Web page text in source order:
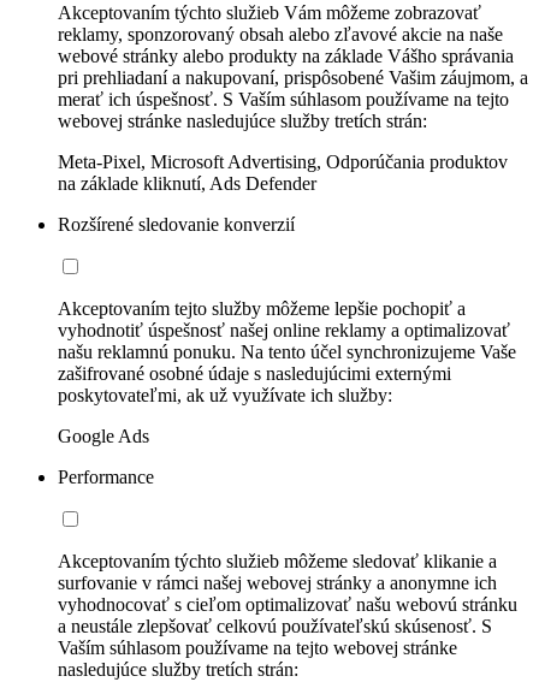
Akceptovaním týchto služieb Vám môžeme zobrazovať
reklamy, sponzorovaný obsah alebo zľavové akcie na naše
webové stránky alebo produkty na základe Vášho správania
pri prehliadaní a nakupovaní, prispôsobené Vašim záujmom, a
merať ich úspešnosť. S Vaším súhlasom používame na tejto
webovej stránke nasledujúce služby tretích strán:
Meta-Pixel, Microsoft Advertising, Odporúčania produktov
na základe kliknutí, Ads Defender
Rozšírené sledovanie konverzií
Akceptovaním tejto služby môžeme lepšie pochopiť a
vyhodnotiť úspešnosť našej online reklamy a optimalizovať
našu reklamnú ponuku. Na tento účel synchronizujeme Vaše
zašifrované osobné údaje s nasledujúcimi externými
poskytovateľmi, ak už využívate ich služby:
Google Ads
Performance
Akceptovaním týchto služieb môžeme sledovať klikanie a
surfovanie v rámci našej webovej stránky a anonymne ich
vyhodnocovať s cieľom optimalizovať našu webovú stránku
a neustále zlepšovať celkovú používateľskú skúsenosť. S
Vaším súhlasom používame na tejto webovej stránke
nasledujúce služby tretích strán: